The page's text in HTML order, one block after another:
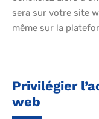
sera sur votre site
même sur la
Privilégier
web